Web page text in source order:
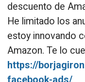
descuento de
He limitado los
estoy innovando
Amazon. Te lo
https://
facebook-ads/